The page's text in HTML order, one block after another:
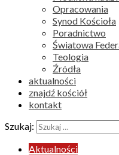
Opracowania
Synod Kościoła
Poradnictwo
Światowa
Teologia
Źródła
aktualności
znajdź kościół
kontakt
Szukaj:
Aktualności